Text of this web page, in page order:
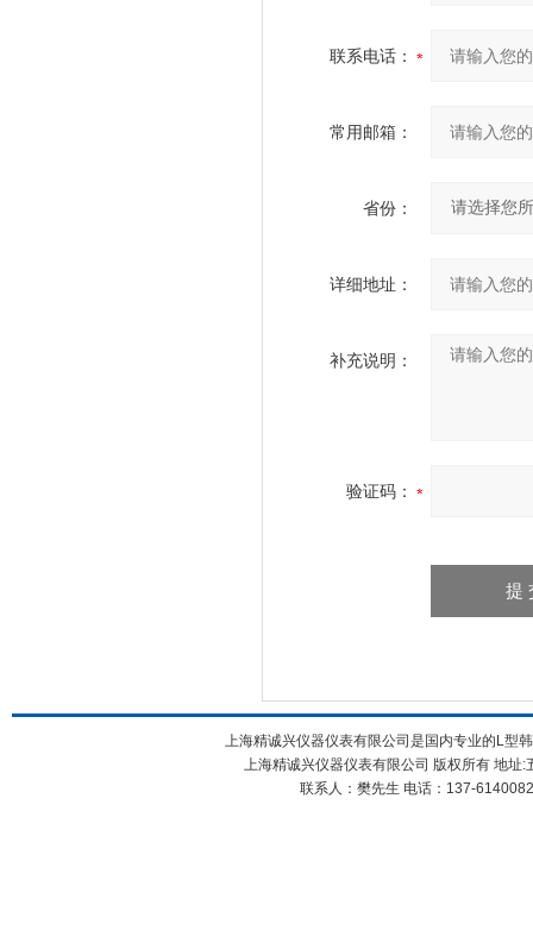
联系电话：
常用邮箱：
省份：
详细地址：
补充说明：
验证码：
上海精诚兴仪器仪表有限公司是国内专业的L型
上海精诚兴仪器仪表有限公司 版权所有 地
联系人：樊先生 电话：137-